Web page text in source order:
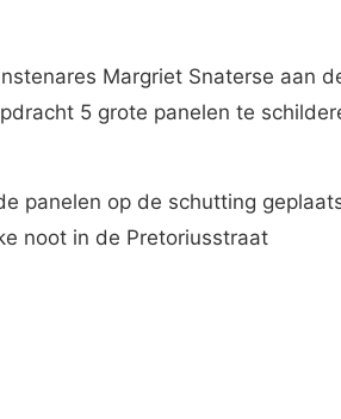
Margriet Snaterse aan
5 grote panelen te
panelen op de schutting
noot in de Pretoriusstraat